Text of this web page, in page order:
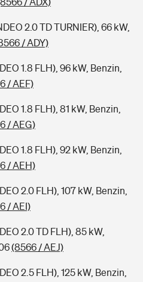
2.0 TD TURNIER), 66 kW,
/ ADY)
1.8 FLH), 96 kW, Benzin,
/ AEF)
1.8 FLH), 81 kW, Benzin,
/ AEG)
1.8 FLH), 92 kW, Benzin,
/ AEH)
2.0 FLH), 107 kW, Benzin,
/ AEI)
2.0 TD FLH), 85 kW,
(8566 / AEJ)
2.5 FLH), 125 kW, Benzin,